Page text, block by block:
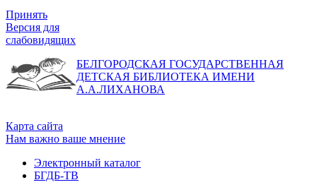
Принять
Версия для
слабовидящих
БЕЛГОРОДСКАЯ ГОСУДАРСТВЕННАЯ
ДЕТСКАЯ БИБЛИОТЕКА ИМЕНИ
А.А.ЛИХАНОВА
Карта сайта
Нам важно ваше мнение
Электронный каталог
БГДБ-ТВ